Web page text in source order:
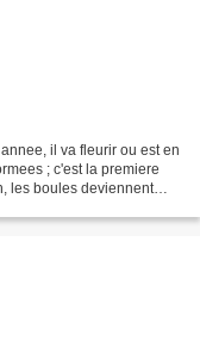
il va fleurir ou est en
; c'est la premiere
les boules deviennent